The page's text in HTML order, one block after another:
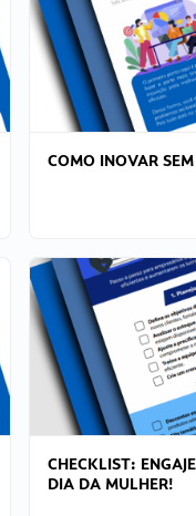
COMO INOVAR
CHECKLIST:
DIA DA MULHER!